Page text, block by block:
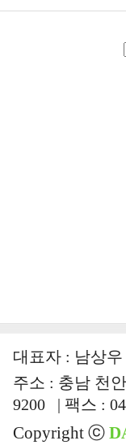
대표자 : 남상
주소 : 충남 천
9200 | 팩스 :
Copyright ⓒ